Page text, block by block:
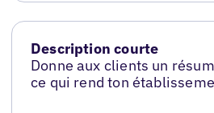
Description courte
Donne aux clients un
ce qui rend ton